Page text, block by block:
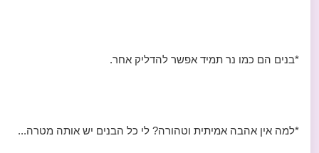
*בנים הם כמו נר תמיד אפשר להדליק אחר.
*למה אין אהבה אמיתית וטהורה? לי כל הבנים יש אותה מטרה...